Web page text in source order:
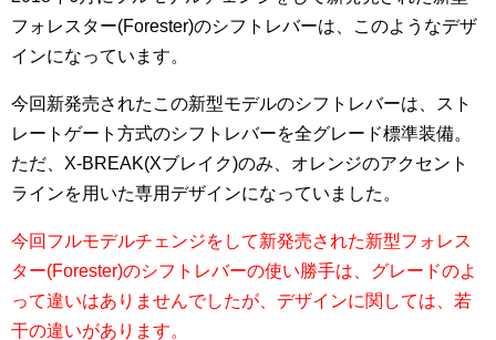
フォレスター(Forester)のシフトレバーは、このようなデザ
インになっています。
今回新発売されたこの新型モデルのシフトレバーは、スト
レートゲート方式のシフトレバーを全グレード標準装備。
ただ、X-BREAK(Xブレイク)のみ、オレンジのアクセント
ラインを用いた専用デザインになっていました。
今回フルモデルチェンジをして新発売された新型フォレス
ター(Forester)のシフトレバーの使い勝手は、グレードのよ
って違いはありませんでしたが、デザインに関しては、若
干の違いがあります。